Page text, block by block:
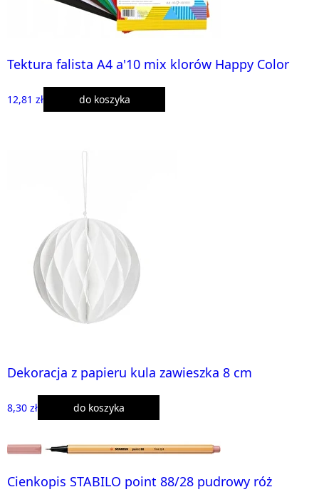
Tektura falista A4 a'10 mix klorów Happy Color
12,81 zł do koszyka
Dekoracja z papieru kula zawieszka 8 cm
8,30 zł do koszyka
Cienkopis STABILO point 88/28 pudrowy róż